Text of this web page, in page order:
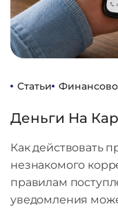
Статьи
Деньги На
Как действовать
незнакомого
правилам
уведомления